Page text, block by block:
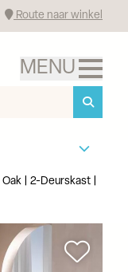
Route naar winkel
| 2-Deurskast |